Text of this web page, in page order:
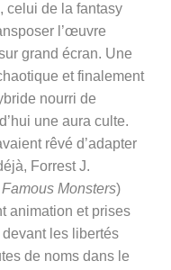
celui de la fantasy
l’œuvre
grand écran. Une
et finalement
nourri de
une aura culte.
rêvé d’adapter
Forrest J.
Famous Monsters)
animation et prises
les libertés
de noms dans le